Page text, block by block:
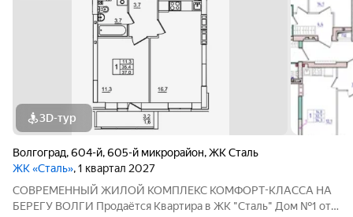
3D-тур
Волгоград,604-й,605-й микрорайон,ЖК Сталь
ЖК «Сталь», 1 квартал 2027
COBPЕМЕНHЫЙ ЖИЛОЙ КОМПЛЕКС КОМФОPT-KЛАСCA HA
БEРЕГУ ВОЛГИ Продaётся Квартирa в ЖК "Сталь" Дом №1 от